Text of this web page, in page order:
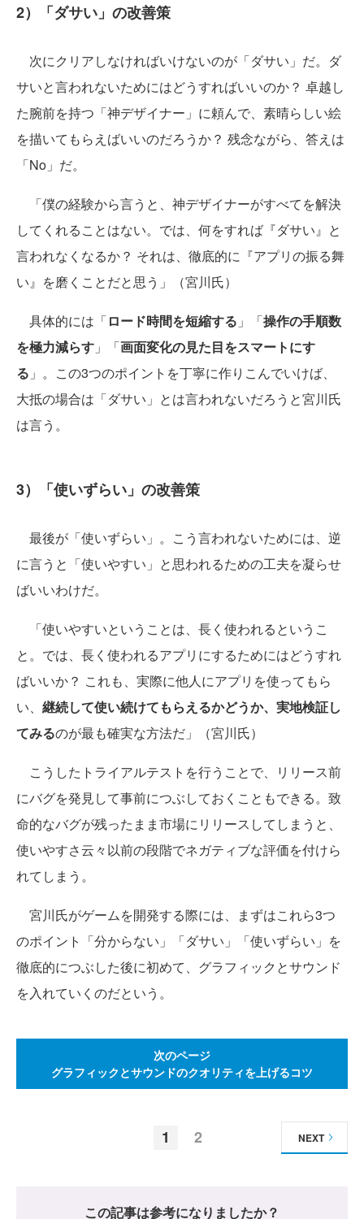
2）「ダサい」の改善策
次にクリアしなければいけないのが「ダサい」だ。ダ
サいと言われないためにはどうすればいいのか？ 卓越し
た腕前を持つ「神デザイナー」に頼んで、素晴らしい絵
を描いてもらえばいいのだろうか？ 残念ながら、答えは
「No」だ。
「僕の経験から言うと、神デザイナーがすべてを解決
してくれることはない。では、何をすれば『ダサい』と
言われなくなるか？ それは、徹底的に『アプリの振る舞
い』を磨くことだと思う」（宮川氏）
具体的には「ロード時間を短縮する 」「操作の手順数
を極力減らす 」「画面変化の見た目をスマートにす
る 」。この3つのポイントを丁寧に作りこんでいけば、
大抵の場合は「ダサい」とは言われないだろうと宮川氏
は言う。
3）「使いずらい」の改善策
最後が「使いずらい」。こう言われないためには、逆
に言うと「使いやすい」と思われるための工夫を凝らせ
ばいいわけだ。
「使いやすいということは、長く使われるというこ
と。では、長く使われるアプリにするためにはどうすれ
ばいいか？ これも、実際に他人にアプリを使ってもら
い、 継続して使い続けてもらえるかどうか、実地検証し
てみるのが最も確実な方法だ」（宮川氏）
こうしたトライアルテストを行うことで、リリース前
にバグを発見して事前につぶしておくこともできる。致
命的なバグが残ったまま市場にリリースしてしまうと、
使いやすさ云々以前の段階でネガティブな評価を付けら
れてしまう。
宮川氏がゲームを開発する際には、まずはこれら3つ
のポイント「分からない」「ダサい」「使いずらい」を
徹底的につぶした後に初めて、グラフィックとサウンド
を入れていくのだという。
次のページ
グラフィックとサウンドのクオリティを上げるコツ
1 2 NEXT
この記事は参考になりましたか？